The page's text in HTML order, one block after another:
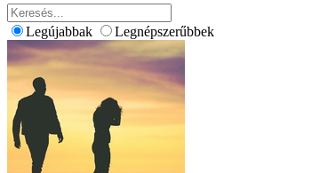
Legújabbak Legnépszerűbbek